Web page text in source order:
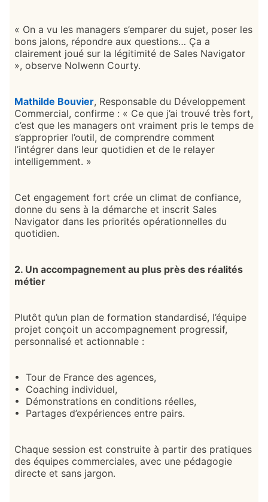
« On a vu les managers s’emparer du sujet, poser les
bons jalons, répondre aux questions… Ça a
clairement joué sur la légitimité de Sales Navigator
», observe Nolwenn Courty.
Mathilde Bouvieropens in a new tab
, Responsable du Développement
Commercial, confirme : « Ce que j’ai trouvé très fort,
c’est que les managers ont vraiment pris le temps de
s’approprier l’outil, de comprendre comment
l’intégrer dans leur quotidien et de le relayer
intelligemment. »
Cet engagement fort crée un climat de confiance,
donne du sens à la démarche et inscrit Sales
Navigator dans les priorités opérationnelles du
quotidien.
2. Un accompagnement au plus près des réalités
métier
Plutôt qu’un plan de formation standardisé, l’équipe
projet conçoit un accompagnement progressif,
personnalisé et actionnable :
• Tour de France des agences,
• Coaching individuel,
• Démonstrations en conditions réelles,
• Partages d’expériences entre pairs.
Chaque session est construite à partir des pratiques
des équipes commerciales, avec une pédagogie
directe et sans jargon.